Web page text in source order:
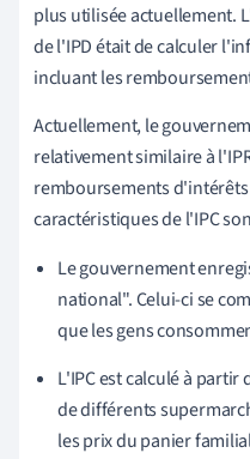
plus utilisée actuellement.
de l'IPD était de calculer
incluant les
Actuellement, le
relativement similaire à
remboursements
caractéristiques de l'IPC
Le gouvernement
national". Celui-ci se
que les gens
L'IPC est calculé à
de différents
les prix du panier